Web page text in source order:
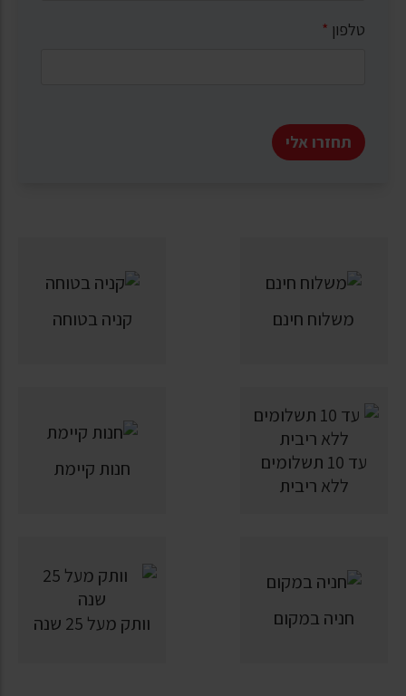
טלפון *
תחזרו אלי
משלוח חינם קניה בטוחה
עד 10 תשלומים
ללא ריבית
חנות קיימת
חניה במקום וותק מעל 25 שנה